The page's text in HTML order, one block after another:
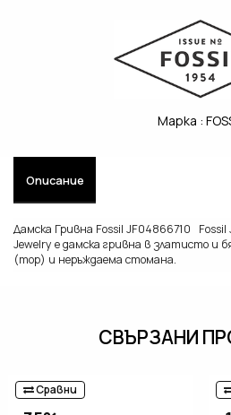
Марка :
Описание
Дамска Гривна Fossil JF04866710 Fossil
Jewelry e дамска гривна в златисто и
(mop) и неръждаема стомана.
СВЪРЗАНИ
Сравни